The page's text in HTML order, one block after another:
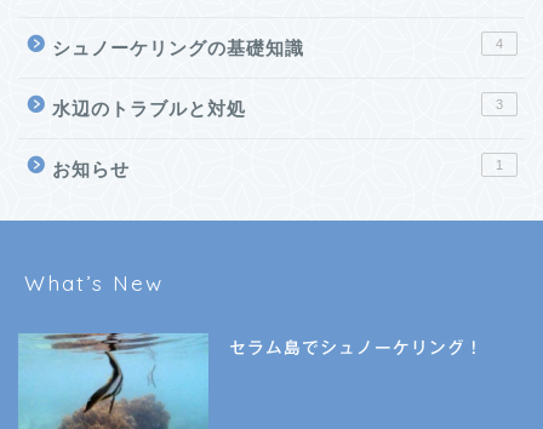
シュノーケリングの基礎知識 4
水辺のトラブルと対処 3
お知らせ 1
What’s New
セラム島でシュノーケリング！